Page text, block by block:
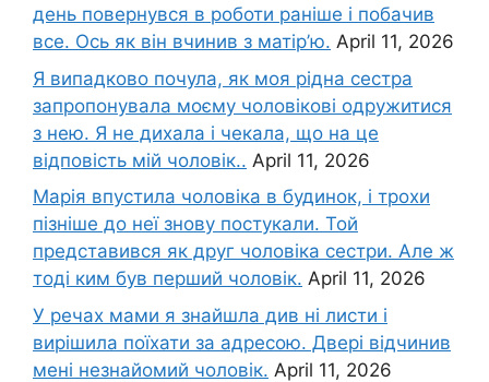
день повернувся в роботи раніше і побачив
все. Ось як він вчинив з матір’ю. April 11, 2026
Я випадково почула, як моя рідна сестра
запропонувала моєму чоловікові одружитися
з нею. Я не дихала і чекала, що на це
відповість мій чоловік.. April 11, 2026
Марія впустила чоловіка в будинок, і трохи
пізніше до неї знову постукали. Той
представився як друг чоловіка сестри. Але ж
тоді ким був перший чоловік. April 11, 2026
У речах мами я знайшла див ні листи і
вирішила поїхати за адресою. Двері відчинив
мені незнайомий чоловік. April 11, 2026